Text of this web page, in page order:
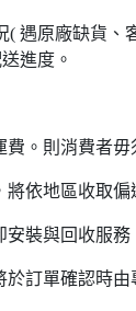
遇原廠缺貨、
進度。
。則消費者毋
依地區收取偏
安裝與回收服務
訂單確認時由